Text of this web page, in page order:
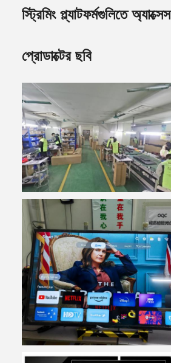
স্ট্রিমিং প্ল্যাটফর্মগুলিতে
প্রোডাক্টের ছবি